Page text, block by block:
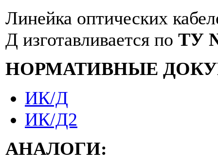
Линейка оптических
Д изготавливается по ТУ №
НОРМАТИВНЫЕ
ИК/Д
ИК/Д2
АНАЛОГИ: